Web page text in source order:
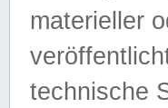
materieller
technische